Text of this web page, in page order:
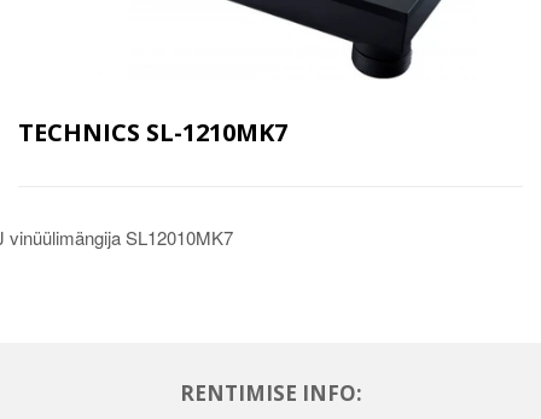
TECHNICS SL-1210MK7
vinüülimängija SL12010MK7
RENTIMISE INFO: